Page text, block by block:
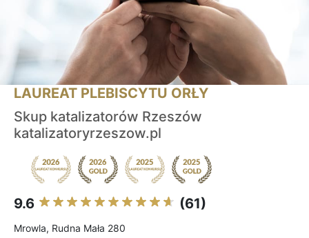
LAUREAT PLEBISCYTU ORŁY
Skup katalizatorów Rzeszów
katalizatoryrzeszow.pl
9.6 (61)
Mrowla, Rudna Mała 280